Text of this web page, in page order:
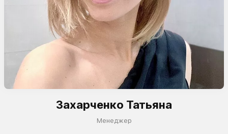
Захарченко Татьяна
Менеджер